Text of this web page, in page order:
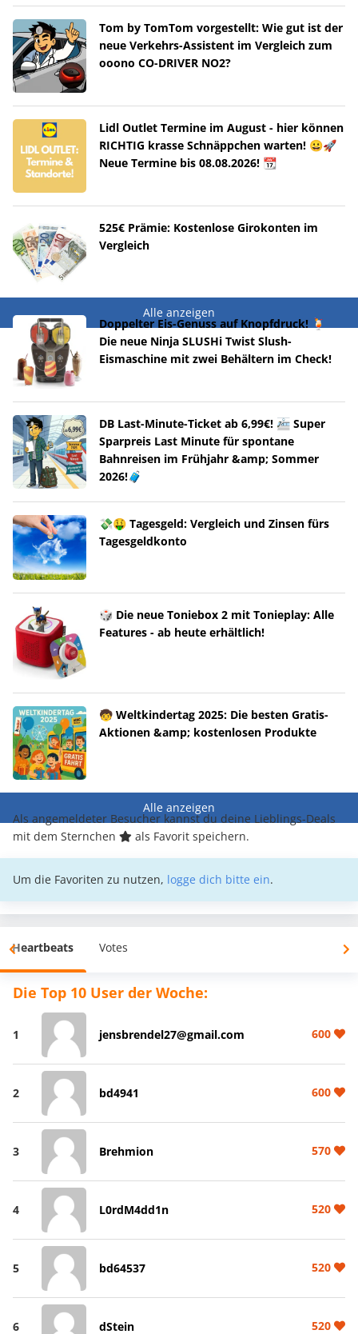
Tom by TomTom vorgestellt: Wie gut ist der
neue Verkehrs-Assistent im Vergleich zum
ooono CO-DRIVER NO2?
Lidl Outlet Termine im August - hier können
RICHTIG krasse Schnäppchen warten! 😀🚀
Neue Termine bis 08.08.2026! 📆
525€ Prämie: Kostenlose Girokonten im
Vergleich
Alle anzeigen
Doppelter Eis-Genuss auf Knopfdruck! 🍹
Die neue Ninja SLUSHi Twist Slush-
Eismaschine mit zwei Behältern im Check!
DB Last-Minute-Ticket ab 6,99€! 🚈 Super
Sparpreis Last Minute für spontane
Bahnreisen im Frühjahr &amp; Sommer
2026!🧳
💸🤑 Tagesgeld: Vergleich und Zinsen fürs
Tagesgeldkonto
🎲 Die neue Toniebox 2 mit Tonieplay: Alle
Features - ab heute erhältlich!
🧒 Weltkindertag 2025: Die besten Gratis-
Aktionen &amp; kostenlosen Produkte
Alle anzeigen
Als angemeldeter Besucher kannst du deine Lieblings-Deals
mit dem Sternchen
als Favorit speichern.
Um die Favoriten zu nutzen, logge dich bitte ein.
Heartbeats Votes
Die Top 10 User der Woche:
1 jensbrendel27@gmail.com 600
2 bd4941 600
3 Brehmion 570
4 L0rdM4dd1n 520
5 bd64537 520
6 dStein 520